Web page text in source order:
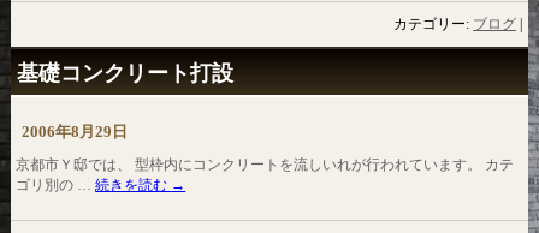
カテゴリー: ブログ
基礎コンクリート打設
2006年8月29日
京都市Ｙ邸では、 型枠内にコンクリートを流しいれが行われています。 カテ
ゴリ別の …続きを読む →